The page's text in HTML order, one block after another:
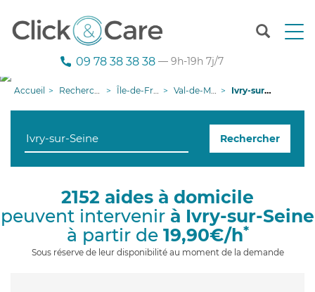
T
n
g
i
09 78 38 38 38 — 9h-19h 7j/7
Accueil Recherche aide à domicile Île-de-France Val-de-Marne Ivry-sur-Seine
Rechercher
2152 aides à domicile
peuvent intervenir à Ivry-sur-Seine
à partir de 19,90€/h*
Sous réserve de leur disponibilité au moment de la demande